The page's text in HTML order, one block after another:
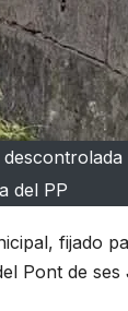
del PP
fijado
Pont de ses